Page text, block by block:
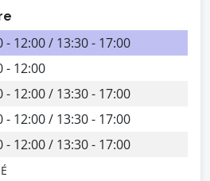
- 12:00 / 13:30 - 17:00
- 12:00
- 12:00 / 13:30 - 17:00
- 12:00 / 13:30 - 17:00
- 12:00 / 13:30 - 17:00